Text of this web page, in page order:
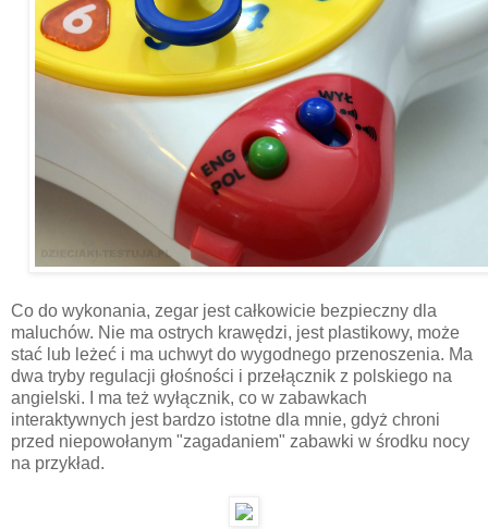
Co do wykonania, zegar jest całkowicie bezpieczny dla
maluchów. Nie ma ostrych krawędzi, jest plastikowy, może
stać lub leżeć i ma uchwyt do wygodnego przenoszenia. Ma
dwa tryby regulacji głośności i przełącznik z polskiego na
angielski. I ma też wyłącznik, co w zabawkach
interaktywnych jest bardzo istotne dla mnie, gdyż chroni
przed niepowołanym "zagadaniem" zabawki w środku nocy
na przykład.